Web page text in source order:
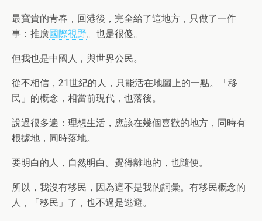
最寶貴的青春，回港後，完全給了這地方，只做了一件
事：推廣國際視野。也是很傻。
但我也是中國人，與世界公民。
從不相信，21世紀的人，只能活在地圖上的一點。「移
民」的概念，相當前現代，也落後。
說過很多遍：理想生活，應該在幾個喜歡的地方，同時有
根據地，同時落地。
要明白的人，自然明白。覺得離地的，也隨便。
所以，我沒有移民，因為這不是我的詞彙。有移民概念的
人，「移民」了，也不過是逃避。